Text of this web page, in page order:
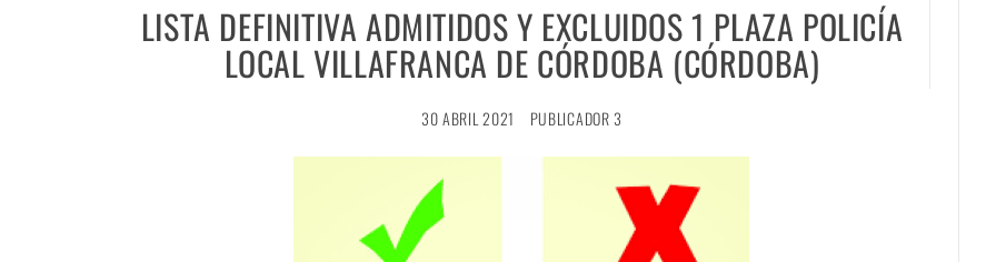
LISTA DEFINITIVA ADMITIDOS Y EXCLUIDOS 1 PLAZA POLICÍA
LOCAL VILLAFRANCA DE CÓRDOBA (CÓRDOBA)
30 ABRIL 2021 PUBLICADOR 3